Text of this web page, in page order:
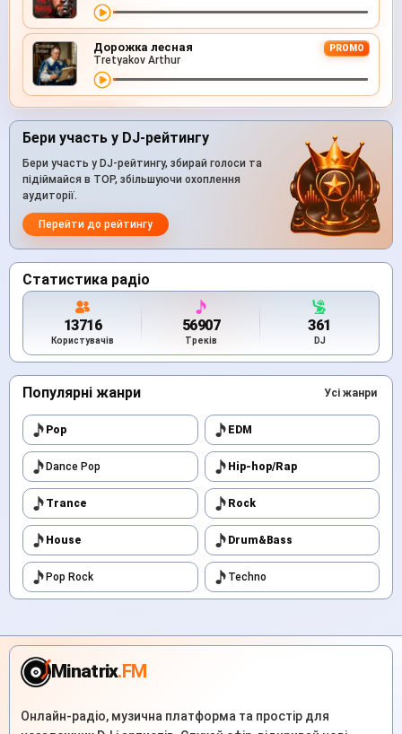
Дорожка лесная PROMO
Tretyakov Arthur
Бери участь у DJ-рейтингу
Бери участь у DJ-рейтингу, збирай голоси та
підіймайся в TOP, збільшуючи охоплення
аудиторії.
Перейти до рейтингу
Статистика радіо
13716
Користувачів
56907
Треків
361
DJ
Популярні жанри Усі жанри
Pop EDM
Dance Pop Hip-hop/Rap
Trance Rock
House Drum&Bass
Pop Rock Techno
Minatrix.FM
Онлайн-радіо, музична платформа та простір для